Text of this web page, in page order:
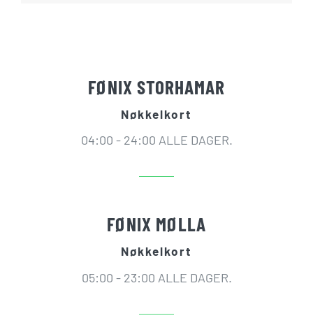
FØNIX STORHAMAR
Nøkkelkort
04:00 - 24:00 ALLE DAGER.
FØNIX MØLLA
Nøkkelkort
05:00 - 23:00 ALLE DAGER.